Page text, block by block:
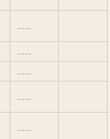
……
……
……
……
……